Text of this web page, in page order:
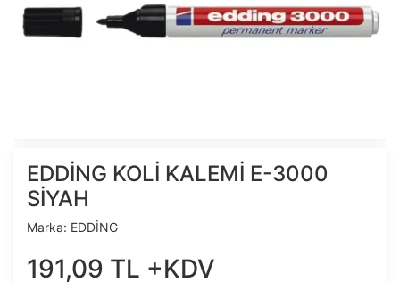
EDDİNG KOLİ KALEMİ E-3000
SİYAH
Marka: EDDİNG
191,09 TL +KDV